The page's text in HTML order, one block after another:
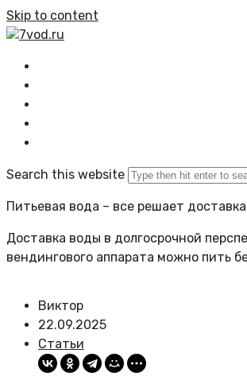
Skip to content
7vod.ru
Search this website
Питьевая вода – все решает доставка
Доставка воды в долгосрочной
вендингового аппарата можно пить
Виктор
22.09.2025
Статьи